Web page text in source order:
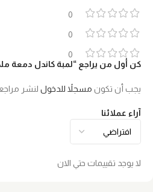
0
0
0
آراء عملائنا
لا يوجد تقييمات حتي الان
كن أول من يراجع “لمبة كاندل دمعة
يجب أن تكون مسجلاً للدخول لنشر